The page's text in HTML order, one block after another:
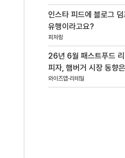
인스타 피드에 블로그
유행이라고요?
피처링
26년 6월 패스트푸드 리
피자, 햄버거 시장 동향
와이즈앱·리테일